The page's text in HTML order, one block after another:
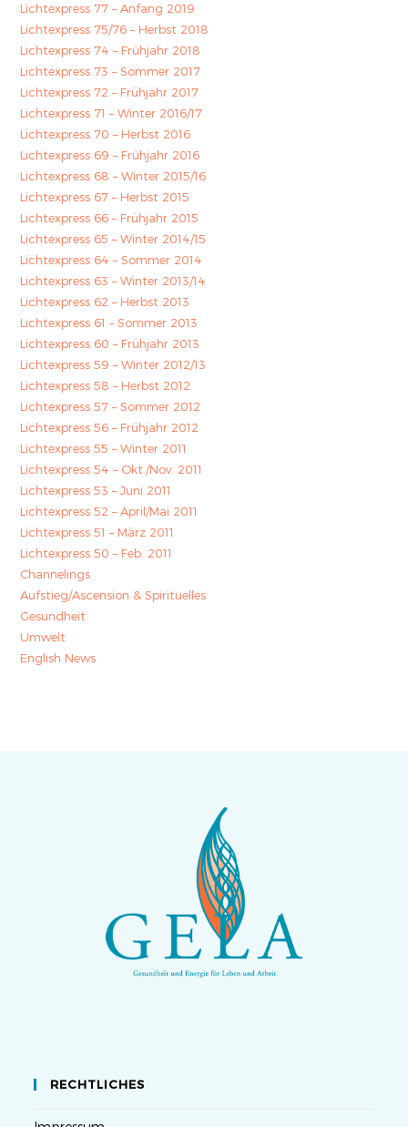
Lichtexpress 77 – Anfang 2019
Lichtexpress 75/76 – Herbst 2018
Lichtexpress 74 – Frühjahr 2018
Lichtexpress 73 – Sommer 2017
Lichtexpress 72 – Frühjahr 2017
Lichtexpress 71 – Winter 2016/17
Lichtexpress 70 – Herbst 2016
Lichtexpress 69 – Frühjahr 2016
Lichtexpress 68 – Winter 2015/16
Lichtexpress 67 – Herbst 2015
Lichtexpress 66 – Frühjahr 2015
Lichtexpress 65 – Winter 2014/15
Lichtexpress 64 – Sommer 2014
Lichtexpress 63 – Winter 2013/14
Lichtexpress 62 – Herbst 2013
Lichtexpress 61 – Sommer 2013
Lichtexpress 60 – Frühjahr 2013
Lichtexpress 59 – Winter 2012/13
Lichtexpress 58 – Herbst 2012
Lichtexpress 57 – Sommer 2012
Lichtexpress 56 – Frühjahr 2012
Lichtexpress 55 – Winter 2011
Lichtexpress 54 – Okt./Nov. 2011
Lichtexpress 53 – Juni 2011
Lichtexpress 52 – April/Mai 2011
Lichtexpress 51 – März 2011
Lichtexpress 50 – Feb. 2011
Channelings
Aufstieg/Ascension & Spirituelles
Gesundheit
Umwelt
English News
RECHTLICHES